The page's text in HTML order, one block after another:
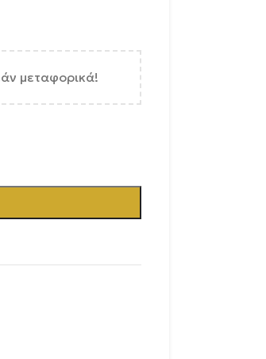
μεταφορικά!